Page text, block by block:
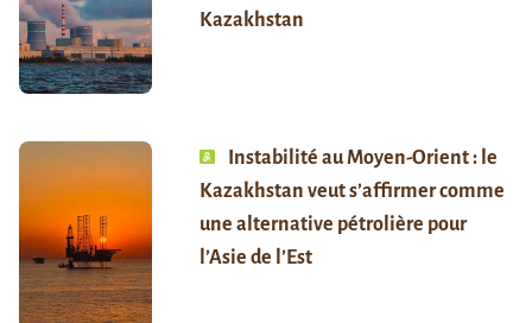
Kazakhstan
Instabilité au Moyen-Orient : le
Kazakhstan veut s’affirmer comme
une alternative pétrolière pour
l’Asie de l’Est